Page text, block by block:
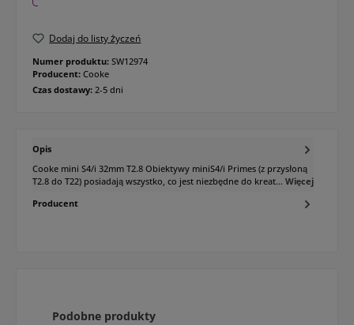
Dodaj do listy życzeń
Numer produktu: SW12974
Producent: Cooke
Czas dostawy: 2-5 dni
Opis
Cooke mini S4/i 32mm T2.8 Obiektywy miniS4/i Primes (z przysłoną
T2.8 do T22) posiadają wszystko, co jest niezbędne do kreat… Więcej
Producent
Pomiń galerię produktów
Podobne produkty